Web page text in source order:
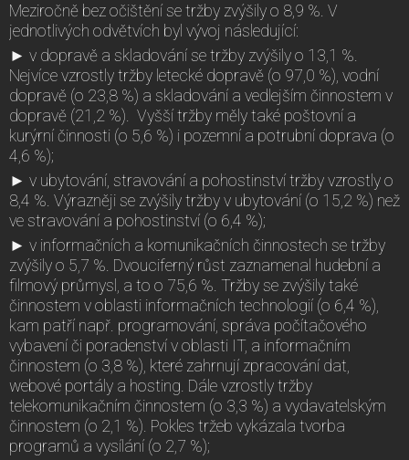
Meziročně bez očištění se tržby zvýšily o 8,9 %. V
jednotlivých odvětvích byl vývoj následující:
► v dopravě a skladování se tržby zvýšily o 13,1 %.
Nejvíce vzrostly tržby letecké dopravě (o 97,0 %), vodní
dopravě (o 23,8 %) a skladování a vedlejším činnostem v
dopravě (21,2 %). Vyšší tržby měly také poštovní a
kurýrní činnosti (o 5,6 %) i pozemní a potrubní doprava (o
4,6 %);
► v ubytování, stravování a pohostinství tržby vzrostly o
8,4 %. Výrazněji se zvýšily tržby v ubytování (o 15,2 %) než
ve stravování a pohostinství (o 6,4 %);
► v informačních a komunikačních činnostech se tržby
zvýšily o 5,7 %. Dvouciferný růst zaznamenal hudební a
filmový průmysl, a to o 75,6 %. Tržby se zvýšily také
činnostem v oblasti informačních technologií (o 6,4 %),
kam patří např. programování, správa počítačového
vybavení či poradenství v oblasti IT, a informačním
činnostem (o 3,8 %), které zahrnují zpracování dat,
webové portály a hosting. Dále vzrostly tržby
telekomunikačním činnostem (o 3,3 %) a vydavatelským
činnostem (o 2,1 %). Pokles tržeb vykázala tvorba
programů a vysílání (o 2,7 %);